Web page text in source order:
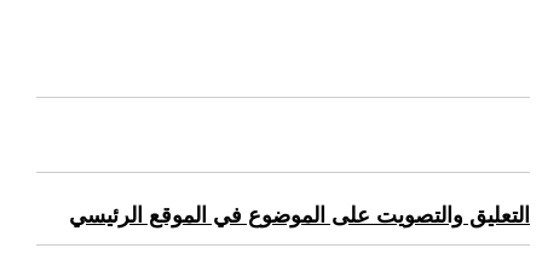
التعليق والتصويت على الموضوع في الموقع الرئيسي